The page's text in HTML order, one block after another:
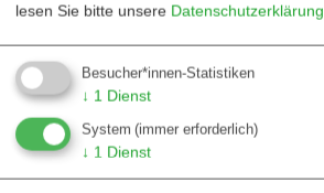
Bestellen
Jubiläum 40 Jahre
lesen Sie bitte unsere Datenschutzerklärung
Besucher*innen-Statistiken
↓ 1 Dienst
System (immer erforderlich)
↓ 1 Dienst